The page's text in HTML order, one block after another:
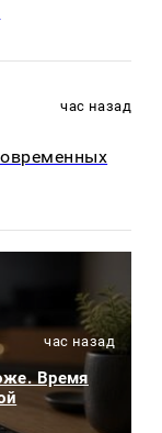
час назад
час назад
Время